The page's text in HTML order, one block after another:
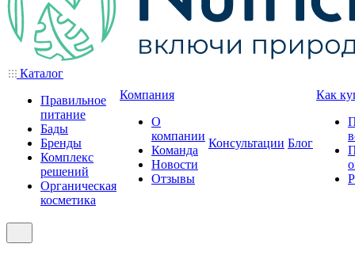
Каталог
Правильное
питание
Бады
Бренды
Комплекс
решений
Органическая
косметика
Компания
О
компании
Команда
Новости
Отзывы
Консультации Блог
Как